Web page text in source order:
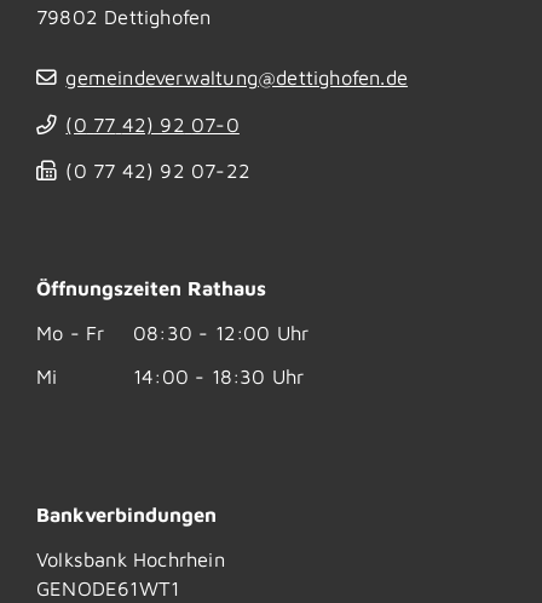
79802 Dettighofen
gemeindeverwaltung@dettighofen.de
(0 77 42) 92 07-0
(0 77 42) 92 07-22
Öffnungszeiten Rathaus
Mo - Fr
08:30 - 12:00 Uhr
Mi
14:00 - 18:30 Uhr
Bankverbindungen
Volksbank Hochrhein
GENODE61WT1